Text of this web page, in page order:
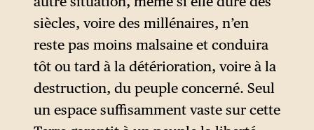
carcan obstruant toute
perspective de redressement
national.
Selon cette logique,
popularisée notamment par
siècles, voire des millénaires, n’en
reste pas moins malsaine et conduira
tôt ou tard à la détérioration, voire à la
destruction, du peuple concerné. Seul
un espace suffisamment vaste sur cette